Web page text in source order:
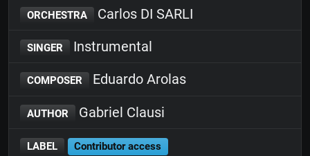
ORCHESTRA Carlos DI SARLI
SINGER Instrumental
COMPOSER Eduardo Arolas
AUTHOR Gabriel Clausi
LABEL Contributor access